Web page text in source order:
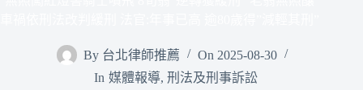
By 台北律師推薦 On 2025-08-30
In 媒體報導, 刑法及刑事訴訟